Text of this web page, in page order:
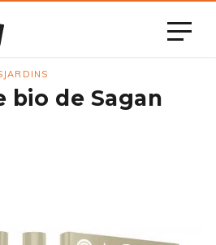
bio de Sagan